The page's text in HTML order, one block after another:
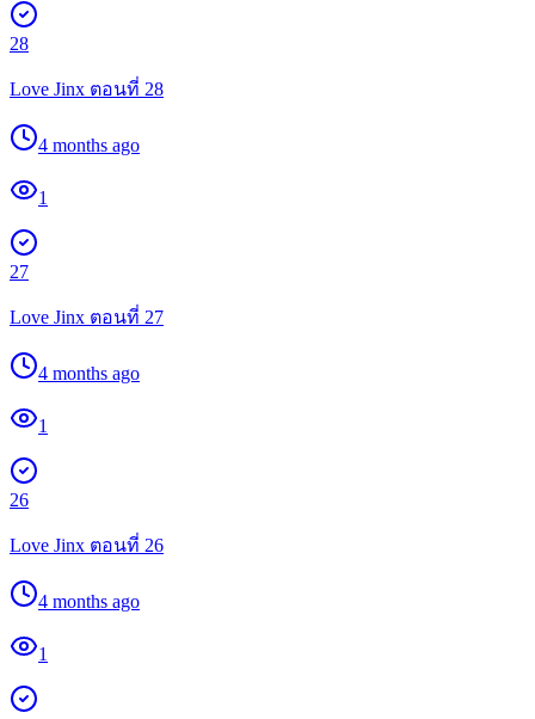
28
Love Jinx ตอนที่ 28
4 months ago
1
27
Love Jinx ตอนที่ 27
4 months ago
1
26
Love Jinx ตอนที่ 26
4 months ago
1